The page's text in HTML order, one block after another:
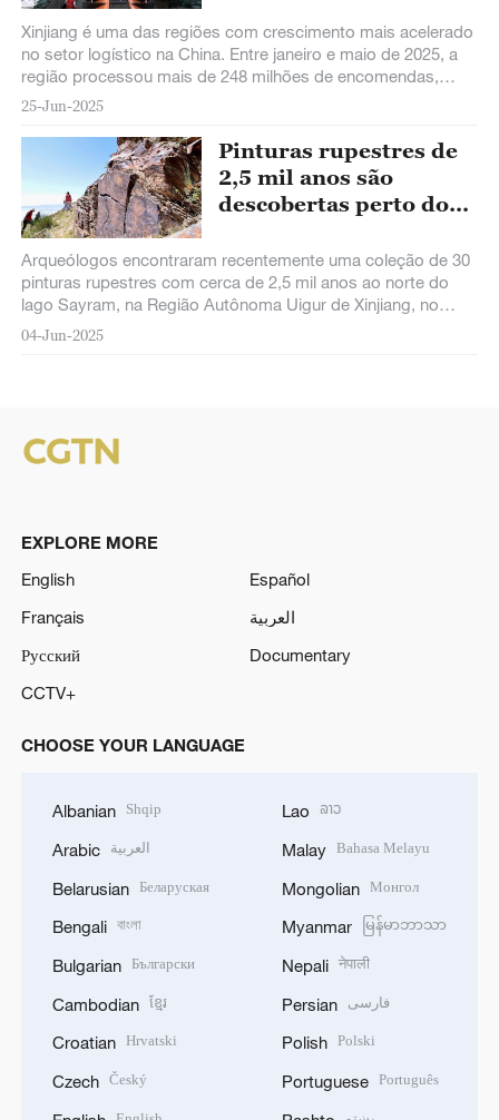
Xinjiang é uma das regiões com ​crescimento mais acelerado​
no setor logístico na China. Entre janeiro e maio de 2025, a
região processou ​mais de 248 milhões de encomendas,
registrando um aumento de ​38,7%​​ ante o mesmo período
país.
25-Jun-2025
Pinturas rupestres de
2,5 mil anos são
descobertas perto do
Xinjiang
Arqueólogos encontraram recentemente uma coleção de 30
pinturas rupestres com cerca de 2,5 mil anos ao norte do
lago Sayram, na Região Autônoma Uigur de Xinjiang, no
noroeste da China.
04-Jun-2025
EXPLORE MORE
English
Español
Français
العربية
Русский
Documentary
CCTV+
CHOOSE YOUR LANGUAGE
Albanian Shqip
Arabic العربية
Belarusian Беларуская
Bengali বাংলা
Bulgarian Български
Cambodian ខ្មែរ
Croatian Hrvatski
Czech Český
Lao ລາວ
Malay Bahasa Melayu
Mongolian Монгол
Myanmar မြန်မာဘာသာ
Nepali नेपाली
Persian فارسی
Polish Polski
Portuguese Português